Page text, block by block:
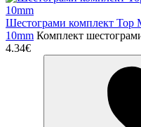
Шестограми комплект Top
10mm Комплект
4.34€